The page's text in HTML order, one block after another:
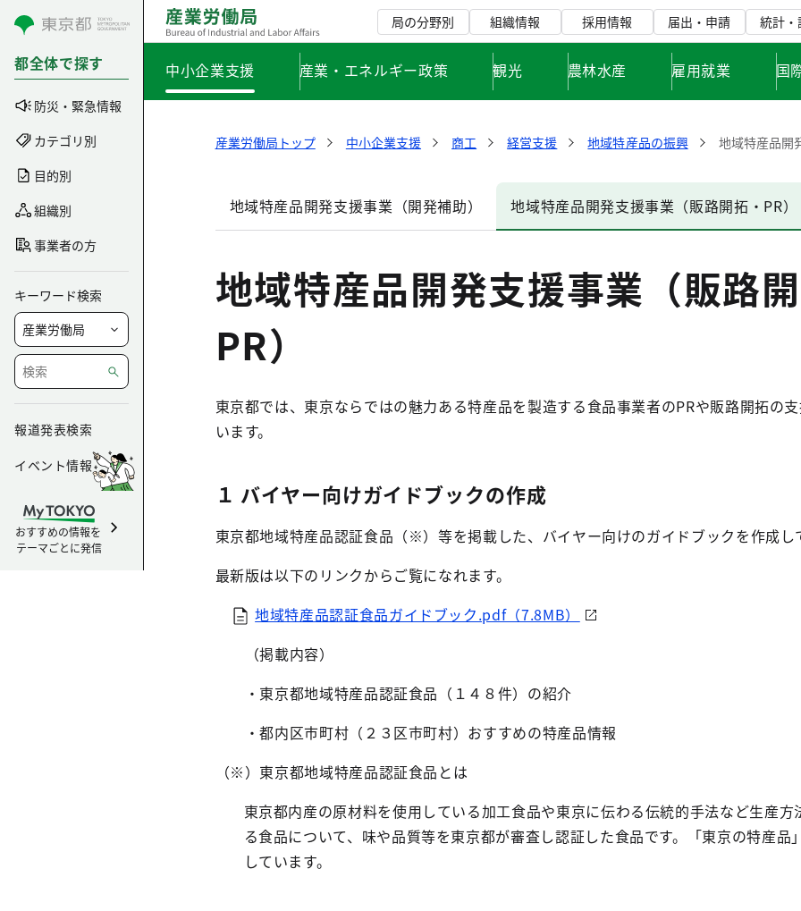
コンテンツにスキップ
都全体で探す
防災・緊急情報
カテゴリ別
目的別
組織別
事業者の方
キーワード検索
報道発表検索
イベント情報
おすすめの情報を
テーマごとに発信
局の分野別 組織情報 採用情報 届出・申請 統計・
中小企業支援 産業・エネルギー政策 観光 農林水産 雇用就業 国
産業労働局トップ 中小企業支援 商工 経営支援 地域特産品の振興 地域特産品開
地域特産品開発支援事業（開発補助） 地域特産品開発支援事業（販路開拓・PR）
地域特産品開発支援事業（販路開
PR）
東京都では、東京ならではの魅力ある特産品を製造する食品事業者のPRや販路開拓の
います。
１ バイヤー向けガイドブックの作成
東京都地域特産品認証食品（※）等を掲載した、バイヤー向けのガイドブックを作成し
最新版は以下のリンクからご覧になれます。
地域特産品認証食品ガイドブック.pdf（7.8MB）
（掲載内容）
・東京都地域特産品認証食品（１４８件）の紹介
・都内区市町村（２３区市町村）おすすめの特産品情報
（※）東京都地域特産品認証食品とは
東京都内産の原材料を使用している加工食品や東京に伝わる伝統的手法など生産方
る食品について、味や品質等を東京都が審査し認証した食品です。「東京の特産品
しています。